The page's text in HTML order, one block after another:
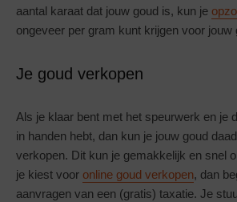
aantal karaat dat jouw goud is, kun je
ongeveer per gram kunt krijgen voor jouw
Je goud verkopen
Als je klaar bent met het speurwerk en je
in handen hebt, dan kun je jouw goud
verkopen. Dit kun je gemakkelijk en snel
je kiest voor online goud verkopen, dan
aanvragen van een (gratis) taxatie. Je